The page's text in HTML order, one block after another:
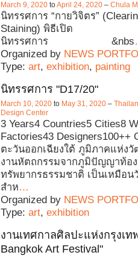
March 9, 2020 toApril 24, 2020 – Chula
นิทรรศการ “กายวิจิตร”
Staining) พิธีเปิด
นิทรรศการ &nbs
Organized by NEWS
Type: art, exhibition, painting
นิทรรศการ "D17/20"
March 10, 2020 to May 31, 2020 –
Design Center
3 Years4 Countries5 Cities8
Factories43 Designers100++
ตะวันออกเฉียงใต้ ภูมิภาคแห่ง
งานหัตถกรรมจากภูมิปัญญาท้อ
ทรัพยากรธรรมชาติ เป็นเหมือ
สำห…
Organized by NEWS
Type: art, exhibition
งานเทศกาลศิลปะแห่งกรุงเท
Bangkok Art Festival"